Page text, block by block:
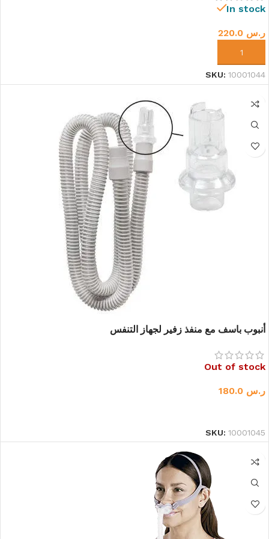
In stock
ر.س 220.0
إضافة إلى السلة
SKU: 10001044
أنبوب باسف مع منفذ زفير لجهاز التنفس
Out of stock
ر.س 180.0
SKU: 10001045